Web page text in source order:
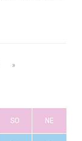
»
SO NE